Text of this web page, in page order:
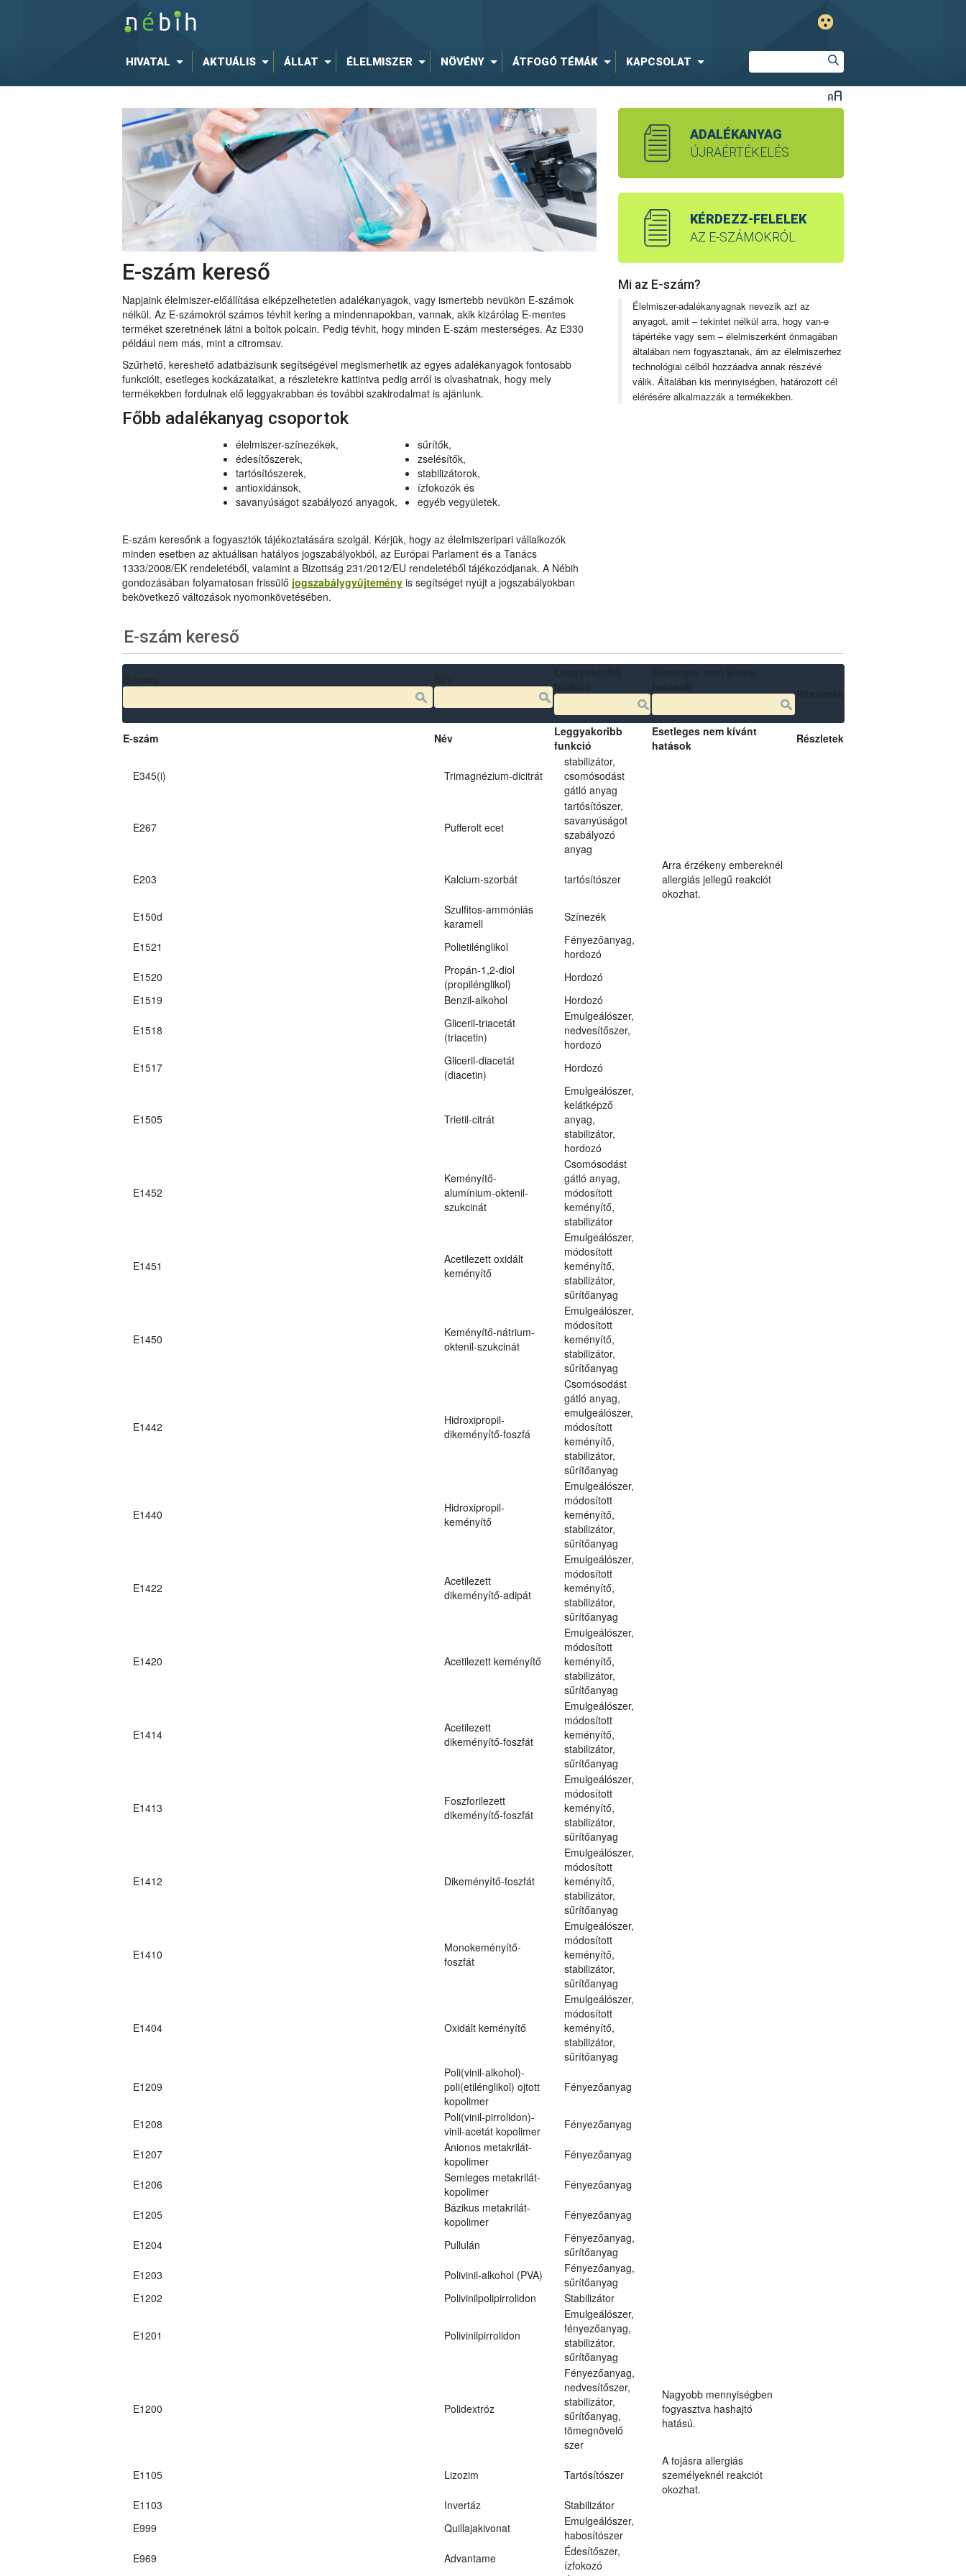
HIVATAL AKTUÁLIS ÁLLAT ÉLELMISZER NÖVÉNY ÁTFOGÓ TÉMÁK KAPCSOLAT
E-szám kereső
Napjaink élelmiszer-előállítása elképzelhetetlen adalékanyagok, vagy ismertebb nevükön E-számok
nélkül. Az E-számokról számos tévhit kering a mindennapokban, vannak, akik kizárólag E-mentes
terméket szeretnének látni a boltok polcain. Pedig tévhit, hogy minden E-szám mesterséges. Az E330
például nem más, mint a citromsav.
Szűrhető, kereshető adatbázisunk segítségével megismerhetik az egyes adalékanyagok fontosabb
funkcióit, esetleges kockázataikat, a részletekre kattintva pedig arról is olvashatnak, hogy mely
termékekben fordulnak elő leggyakrabban és további szakirodalmat is ajánlunk.
Főbb adalékanyag csoportok
élelmiszer-színezékek,
édesítőszerek,
tartósítószerek,
antioxidánsok,
savanyúságot szabályozó anyagok,
sűrítők,
zselésítők,
stabilizátorok,
ízfokozók és
egyéb vegyületek.
E-szám keresőnk a fogyasztók tájékoztatására szolgál. Kérjük, hogy az élelmiszeripari vállalkozók
minden esetben az aktuálisan hatályos jogszabályokból, az Európai Parlament és a Tanács
1333/2008/EK rendeletéből, valamint a Bizottság 231/2012/EU rendeletéből tájékozódjanak. A Nébih
gondozásában folyamatosan frissülő jogszabálygyűjteményis segítséget nyújt a jogszabályokban
bekövetkező változások nyomonkövetésében.
ADALÉKANYAG
ÚJRAÉRTÉKELÉS
KÉRDEZZ-FELELEK
AZ E-SZÁMOKRÓL
Mi az E-szám?
Élelmiszer-adalékanyagnak nevezik azt az
anyagot, amit – tekintet nélkül arra, hogy van-e
tápértéke vagy sem – élelmiszerként önmagában
általában nem fogyasztanak, ám az élelmiszerhez
technológiai célból hozzáadva annak részévé
válik. Általában kis mennyiségben, határozott cél
elérésére alkalmazzák a termékekben.
E-szám kereső
E-szám Név
Leggyakoribb
funkció
Esetleges nem kívánt
hatások
Részletek
E345(i) Trimagnézium-dicitrát
stabilizátor,
csomósodást
gátló anyag
E267 Pufferolt ecet
tartósítószer,
savanyúságot
szabályozó
anyag
E203 Kalcium-szorbát tartósítószer
Arra érzékeny embereknél
allergiás jellegű reakciót
okozhat.
E150d
Szulfitos-ammóniás
karamell
Színezék
E1521 Polietilénglikol
Fényezőanyag,
hordozó
E1520
Propán-1,2-diol
(propilénglikol)
Hordozó
E1519
Benzil-alkohol Hordozó
E1518
Gliceril-triacetát
(triacetin)
Emulgeálószer,
nedvesítőszer,
hordozó
E1517
Gliceril-diacetát
(diacetin)
Hordozó
E1505 Trietil-citrát
Emulgeálószer,
kelátképző
anyag,
stabilizátor,
hordozó
E1452
Keményítő-
alumínium-oktenil-
szukcinát
Csomósodást
gátló anyag,
módosított
keményítő,
stabilizátor
E1451
Acetilezett oxidált
keményítő
Emulgeálószer,
módosított
keményítő,
stabilizátor,
sűrítőanyag
E1450
Keményítő-nátrium-
oktenil-szukcinát
Emulgeálószer,
módosított
keményítő,
stabilizátor,
sűrítőanyag
E1442
Hidroxipropil-
dikeményítő-foszfá
Csomósodást
gátló anyag,
emulgeálószer,
módosított
keményítő,
stabilizátor,
sűrítőanyag
E1440
Hidroxipropil-
keményítő
Emulgeálószer,
módosított
keményítő,
stabilizátor,
sűrítőanyag
E1422
Acetilezett
dikeményítő-adipát
Emulgeálószer,
módosított
keményítő,
stabilizátor,
sűrítőanyag
E1420 Acetilezett keményítő
Emulgeálószer,
módosított
keményítő,
stabilizátor,
sűrítőanyag
E1414
Acetilezett
dikeményítő-foszfát
Emulgeálószer,
módosított
keményítő,
stabilizátor,
sűrítőanyag
E1413
Foszforilezett
dikeményítő-foszfát
Emulgeálószer,
módosított
keményítő,
stabilizátor,
sűrítőanyag
E1412 Dikeményítő-foszfát
Emulgeálószer,
módosított
keményítő,
stabilizátor,
sűrítőanyag
E1410
Monokeményítő-
foszfát
Emulgeálószer,
módosított
keményítő,
stabilizátor,
sűrítőanyag
E1404 Oxidált keményítő
Emulgeálószer,
módosított
keményítő,
stabilizátor,
sűrítőanyag
E1209
Poli(vinil-alkohol)-
poli(etilénglikol) ojtott
kopolimer
Fényezőanyag
E1208
Poli(vinil-pirrolidon)-
vinil-acetát kopolimer
Fényezőanyag
E1207
Anionos metakrilát-
kopolimer
Fényezőanyag
E1206
Semleges metakrilát-
kopolimer
Fényezőanyag
E1205
Bázikus metakrilát-
kopolimer
Fényezőanyag
E1204 Pullulán
Fényezőanyag,
sűrítőanyag
E1203
Polivinil-alkohol (PVA)
Fényezőanyag,
sűrítőanyag
E1202
Polivinilpolipirrolidon Stabilizátor
E1201 Polivinilpirrolidon
Emulgeálószer,
fényezőanyag,
stabilizátor,
sűrítőanyag
E1200 Polidextróz
Fényezőanyag,
nedvesítőszer,
stabilizátor,
sűrítőanyag,
tömegnövelő
szer
Nagyobb mennyiségben
fogyasztva hashajtó
hatású.
E1105 Lizozim Tartósítószer
A tojásra allergiás
személyeknél reakciót
okozhat.
E1103
Invertáz
Stabilizátor
E999
Quillajakivonat
Emulgeálószer,
habosítószer
E969
Advantame
Édesítőszer,
ízfokozó